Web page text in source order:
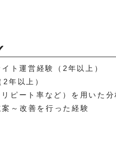
ト運営経験（2年以上）
年以上）
ピート率など）を用いた分
～改善を行った経験